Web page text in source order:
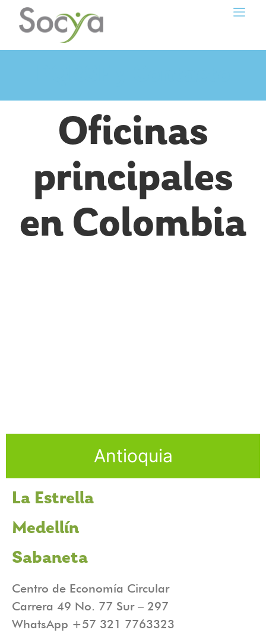
Oficinas
principales
en Colombia
Antioquia
La Estrella
Medellín
Sabaneta
Centro de Economía Circular
Carrera 49 No. 77 Sur – 297
WhatsApp +57 321 7763323